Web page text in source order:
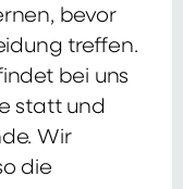
bevor
treffen.
bei uns
statt und
Wir
die